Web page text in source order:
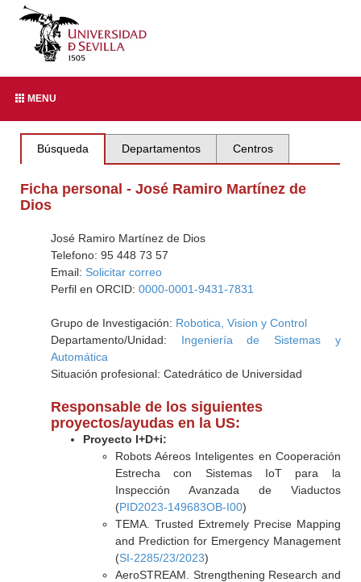
MENU
Búsqueda Departamentos Centros
Ficha personal - José Ramiro Martínez de
Dios
José Ramiro Martínez de Dios
Telefono: 95 448 73 57
Email: Solicitar correo
Perfil en ORCID: 0000-0001-9431-7831
Grupo de Investigación: Robotica, Vision y Control
Departamento/Unidad: Ingeniería de Sistemas y
Automática
Situación profesional: Catedrático de Universidad
Responsable de los siguientes
proyectos/ayudas en la US:
Proyecto I+D+i:
Robots Aéreos Inteligentes en Cooperación
Estrecha con Sistemas IoT para la
Inspección Avanzada de Viaductos
(PID2023-149683OB-I00)
TEMA. Trusted Extremely Precise Mapping
and Prediction for Emergency Management
(SI-2285/23/2023)
AeroSTREAM. Strengthening Research and